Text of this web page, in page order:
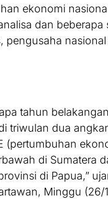
ekonomi
dan beberapa
pengusaha nasional
tahun
triwulan dua
(pertumbuhan
di Sumatera
di Papua,”
Minggu (26/